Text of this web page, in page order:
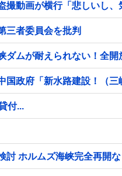
撮動画が横行「悲しいし、
三者委員会を批判
ダムが耐えられない！全
国政府「新水路建設！（
付...
討 ホルムズ海峡完全再開な